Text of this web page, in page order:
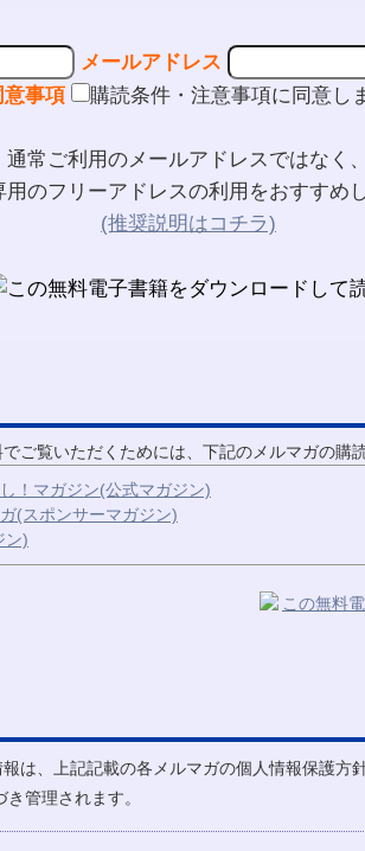
メールアドレス
意事項
購読条件・注意事項に同意し
通常ご利用のメールアドレスではなく、
用のフリーアドレスの利用をおすすめし
(推奨説明はコチラ)
ご覧いただくためには、下記のメルマガの購
！マガジン(公式マガジン)
(スポンサーマガジン)
ン)
は、上記記載の各メルマガの個人情報保護方
き管理されます。